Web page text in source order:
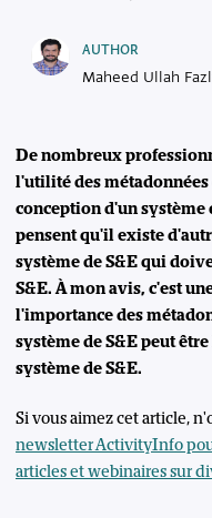
De nombreux
l'utilité des
conception d'un système
pensent qu'il existe
système de S&E qui
S&E. À mon avis, c'est
l'importance des
système de S&E peut
système de S&E.
Si vous aimez cet article,
newsletter ActivityInfo
articles et webinaires sur
AUTHOR
Maheed Ullah